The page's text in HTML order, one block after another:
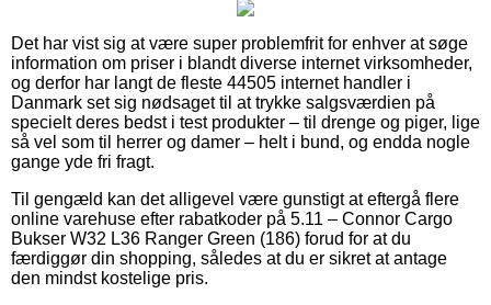
Det har vist sig at være super problemfrit for enhver at søge
information om priser i blandt diverse internet virksomheder,
og derfor har langt de fleste 44505 internet handler i
Danmark set sig nødsaget til at trykke salgsværdien på
specielt deres bedst i test produkter – til drenge og piger, lige
så vel som til herrer og damer – helt i bund, og endda nogle
gange yde fri fragt.
Til gengæld kan det alligevel være gunstigt at eftergå flere
online varehuse efter rabatkoder på 5.11 – Connor Cargo
Bukser W32 L36 Ranger Green (186) forud for at du
færdiggør din shopping, således at du er sikret at antage
den mindst kostelige pris.